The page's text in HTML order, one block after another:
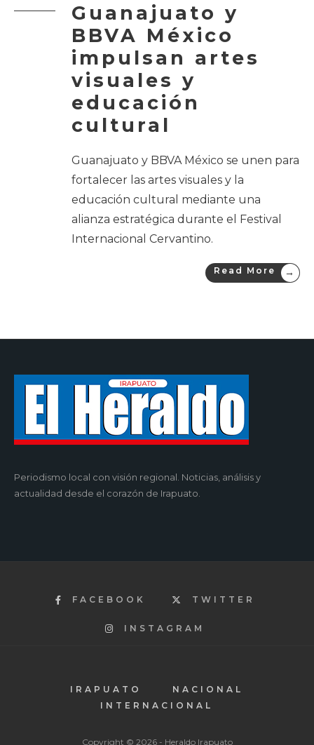
Guanajuato y
BBVA México
impulsan artes
visuales y
educación
cultural
Guanajuato y BBVA México se unen para
fortalecer las artes visuales y la
educación cultural mediante una
alianza estratégica durante el Festival
Internacional Cervantino.
Read More →
Periodismo local con visión regional. Noticias, análisis y
actualidad desde el corazón de Irapuato.
FACEBOOK TWITTER
INSTAGRAM
IRAPUATO
NACIONAL
INTERNACIONAL
Copyright © 2026 - Heraldo Irapuato